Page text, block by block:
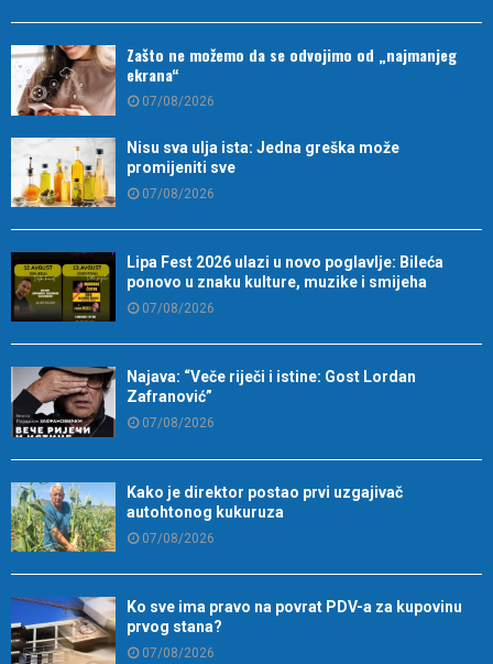
Zašto ne možemo da se odvojimo od „najmanjeg
ekrana“
07/08/2026
Nisu sva ulja ista: Jedna greška može
promijeniti sve
07/08/2026
Lipa Fest 2026 ulazi u novo poglavlje: Bileća
ponovo u znaku kulture, muzike i smijeha
07/08/2026
Najava: “Veče riječi i istine: Gost Lordan
Zafranović”
07/08/2026
Kako je direktor postao prvi uzgajivač
autohtonog kukuruza
07/08/2026
Ko sve ima pravo na povrat PDV-a za kupovinu
prvog stana?
07/08/2026